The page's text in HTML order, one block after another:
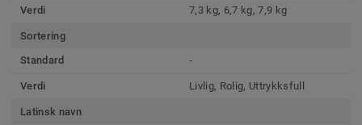
Verdi 7,3 kg, 6,7 kg, 7,9 kg
Sortering
Standard
-
Verdi Livlig, Rolig, Uttrykksfull
Latinsk navn